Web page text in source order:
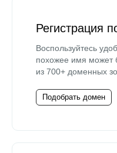
Регистрация
Воспользуйтесь
похожее имя может
из 700+ доменных
Подобрать домен